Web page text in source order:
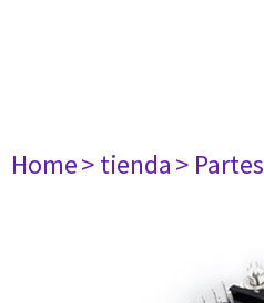
Home> tienda> Partes